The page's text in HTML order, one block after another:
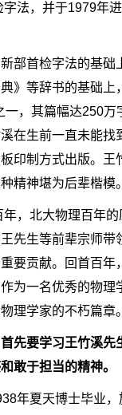
法，并于1979年
部首检字法的基
》等辞书的基础
，其篇幅达250
在生前一直未能
印制方式出版。
精神堪为后辈楷模。
，北大物理百年
先生等前辈宗师
要贡献。回首百
为一名优秀的物
理学家的不朽篇章。
先要学习王竹溪先
敢于担当的精神。
年夏天博士毕业